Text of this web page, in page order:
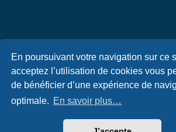
En poursuivant votre navigation sur ce
acceptez l’utilisation de cookies vous
de bénéficier d’une expérience de
optimale. En savoir plus…